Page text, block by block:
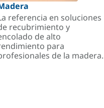
referencia en soluciones
recubrimiento y
de alto
para
de la madera.